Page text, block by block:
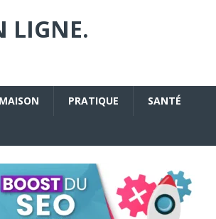
LIGNE.
MAISON PRATIQUE SANTÉ